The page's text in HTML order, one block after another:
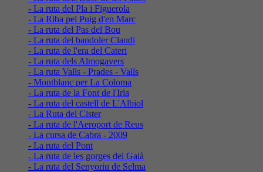
- La ruta del Pla i Figuerola
- La Riba pel Puig d'en Marc
- La ruta del Pas del Bou
- La ruta del bandoler Claudi
- La ruta de l'era del Cateri
- La ruta dels Almogavers
- La ruta Valls - Prades - Valls
- Montblanc per La Coloma
- La ruta de la Font de l'Irla
- La ruta del castell de L'Albiol
- La Ruta del Cister
- La ruta de l'Aeroport de Reus
- La cursa de Cabra - 2009
- La ruta del Pont
- La ruta de les gorges del Gaià
- La ruta del Senyoriu de Selma